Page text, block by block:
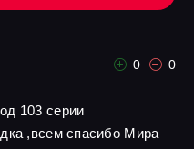
0 0
103 серии
,всем спасибо Мира